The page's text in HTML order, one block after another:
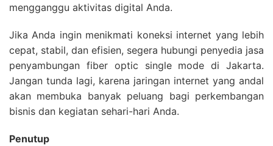
mengganggu aktivitas digital Anda.
Jika Anda ingin menikmati koneksi internet yang lebih
cepat, stabil, dan efisien, segera hubungi penyedia jasa
penyambungan fiber optic single mode di Jakarta.
Jangan tunda lagi, karena jaringan internet yang andal
akan membuka banyak peluang bagi perkembangan
bisnis dan kegiatan sehari-hari Anda.
Penutup